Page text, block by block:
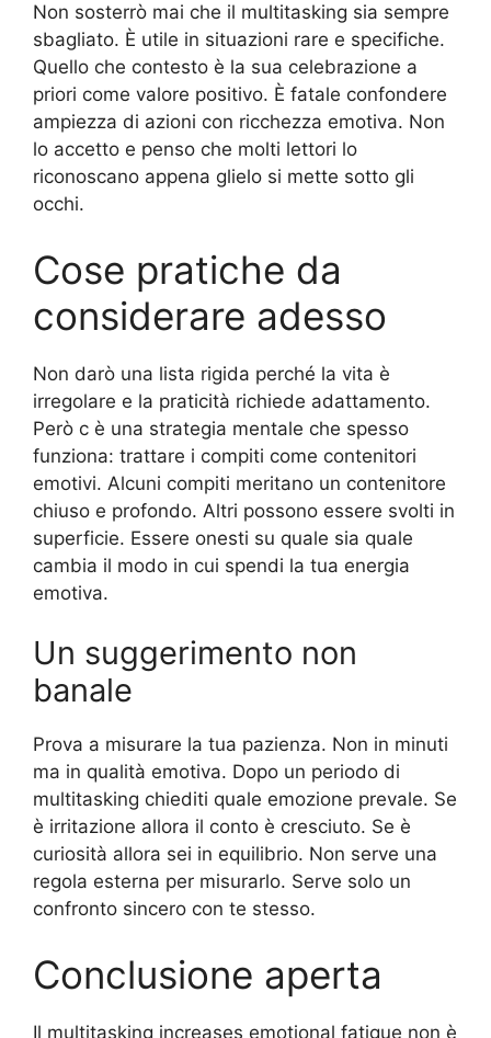
Non sosterrò mai che il multitasking sia sempre
sbagliato. È utile in situazioni rare e specifiche.
Quello che contesto è la sua celebrazione a
priori come valore positivo. È fatale confondere
ampiezza di azioni con ricchezza emotiva. Non
lo accetto e penso che molti lettori lo
riconoscano appena glielo si mette sotto gli
occhi.
Cose pratiche da
considerare adesso
Non darò una lista rigida perché la vita è
irregolare e la praticità richiede adattamento.
Però c è una strategia mentale che spesso
funziona: trattare i compiti come contenitori
emotivi. Alcuni compiti meritano un contenitore
chiuso e profondo. Altri possono essere svolti in
superficie. Essere onesti su quale sia quale
cambia il modo in cui spendi la tua energia
emotiva.
Un suggerimento non
banale
Prova a misurare la tua pazienza. Non in minuti
ma in qualità emotiva. Dopo un periodo di
multitasking chiediti quale emozione prevale. Se
è irritazione allora il conto è cresciuto. Se è
curiosità allora sei in equilibrio. Non serve una
regola esterna per misurarlo. Serve solo un
confronto sincero con te stesso.
Conclusione aperta
Il multitasking increases emotional fatigue non è